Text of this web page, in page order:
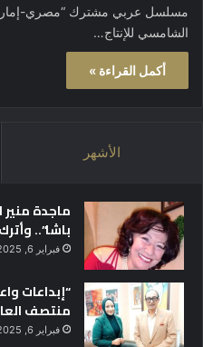
مسلسل عربي مشترك “مصري-
الشامسي للإنتاج…
أكمل القراءة »
الأشهر
ماجدة
باشا”..
فبراير 6, 2025
“إبداعات
منتصف
فبراير 6, 2025